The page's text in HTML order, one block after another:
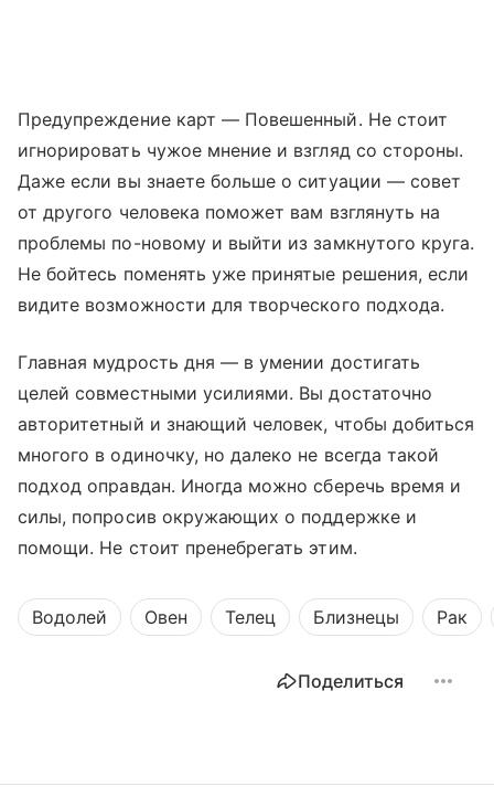
Предупреждение карт — Повешенный. Не стоит
игнорировать чужое мнение и взгляд со стороны.
Даже если вы знаете больше о ситуации — совет
от другого человека поможет вам взглянуть на
проблемы по-новому и выйти из замкнутого круга.
Не бойтесь поменять уже принятые решения, если
видите возможности для творческого подхода.
Главная мудрость дня — в умении достигать
целей совместными усилиями. Вы достаточно
авторитетный и знающий человек, чтобы добиться
многого в одиночку, но далеко не всегда такой
подход оправдан. Иногда можно сберечь время и
силы, попросив окружающих о поддержке и
помощи. Не стоит пренебрегать этим.
Водолей Овен Телец Близнецы Рак
Поделиться